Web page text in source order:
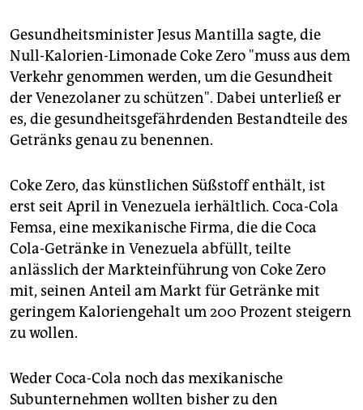
Gesundheitsminister Jesus Mantilla sagte, die
Null-Kalorien-Limonade Coke Zero "muss aus dem
Verkehr genommen werden, um die Gesundheit
der Venezolaner zu schützen". Dabei unterließ er
es, die gesundheitsgefährdenden Bestandteile des
Getränks genau zu benennen.
Coke Zero, das künstlichen Süßstoff enthält, ist
erst seit April in Venezuela ierhältlich. Coca-Cola
Femsa, eine mexikanische Firma, die die Coca
Cola-Getränke in Venezuela abfüllt, teilte
anlässlich der Markteinführung von Coke Zero
mit, seinen Anteil am Markt für Getränke mit
geringem Kaloriengehalt um 200 Prozent steigern
zu wollen.
Weder Coca-Cola noch das mexikanische
Subunternehmen wollten bisher zu den